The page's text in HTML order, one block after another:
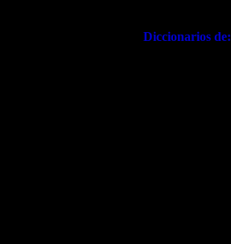
Diccionarios de: